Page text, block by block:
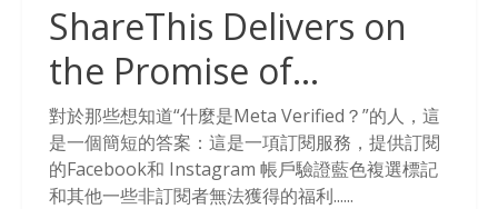
ShareThis Delivers on
the Promise of
Cookieless Data
Solutions
對於那些想知道“什麼是Meta Verified？”的人，這
是一個簡短的答案：這是一項訂閱服務，提供訂閱
的Facebook和 Instagram 帳戶驗證藍色複選標記
和其他一些非訂閱者無法獲得的福利......